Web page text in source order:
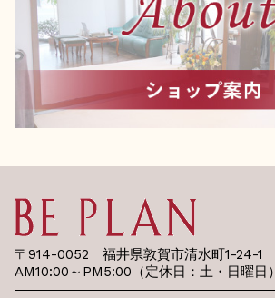
〒914-0052 福井県敦賀市清水町1-24-1
AM10:00～PM5:00（定休日：土・日曜日）